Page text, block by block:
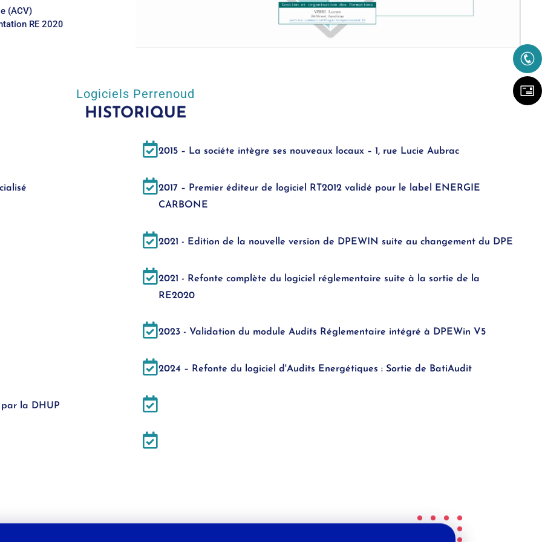
(ACV)
RE 2020
Logiciels Perrenoud
HISTORIQUE
2015 – La sociéte intègre ses nouveaux locaux – 1, rue Lucie Aubrac
2017 – Premier éditeur de logiciel RT2012 validé pour le label ENERGIE
CARBONE
2021 - Edition de la nouvelle version de DPEWIN suite au changement du DPE
2021 - Refonte complète du logiciel réglementaire suite à la sortie de la
RE2020
2023 - Validation du module Audits Réglementaire intégré à DPEWin V5
2024 – Refonte du logiciel d'Audits Energétiques : Sortie de BatiAudit
la DHUP